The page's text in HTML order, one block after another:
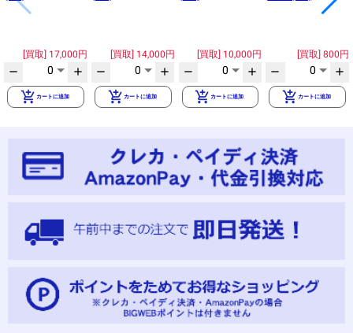
17,000円
remove 0 add
add_shopping_cart カートに追加
14,000円
remove 0 add
add_shopping_cart カートに追加
10,000円
remove 0 add
add_shopping_cartカートに追加
800円
remove 0 add
add_shopping_cartカートに追加